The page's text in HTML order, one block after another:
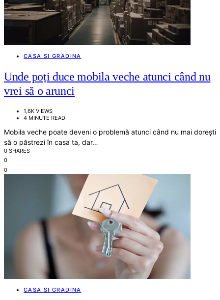
CASA SI GRADINA
Unde poți duce mobila veche atunci când nu
vrei să o arunci
1,6K VIEWS
4 MINUTE READ
Mobila veche poate deveni o problemă atunci când nu mai dorești
să o păstrezi în casa ta, dar…
0 SHARES
0
0
CASA SI GRADINA